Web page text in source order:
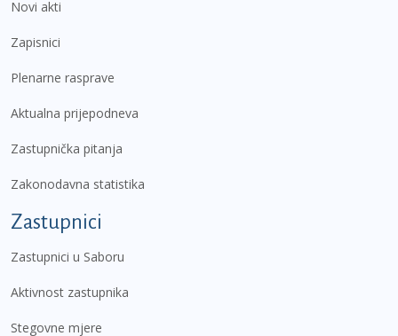
Novi akti
Zapisnici
Plenarne rasprave
Aktualna prijepodneva
Zastupnička pitanja
Zakonodavna statistika
Zastupnici
Zastupnici u Saboru
Aktivnost zastupnika
Stegovne mjere